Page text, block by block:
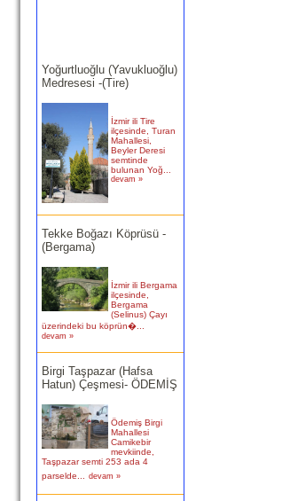
Medresesi -(Tire)
ilçesinde, Turan
Mahallesi,
Beyler Deresi
semtinde
bulunan Yoğ...
devam »
Tekke Boğazı Köprüsü -
(Bergama)
ilçesinde,
Bergama
(Selinus) Çayı
üzerindeki bu köprün�...
devam »
Birgi Taşpazar (Hafsa
Hatun) Çeşmesi- ÖDEMİŞ
Mahallesi
Camikebir
mevkiinde,
Taşpazar semti 253 ada 4
parselde... devam »